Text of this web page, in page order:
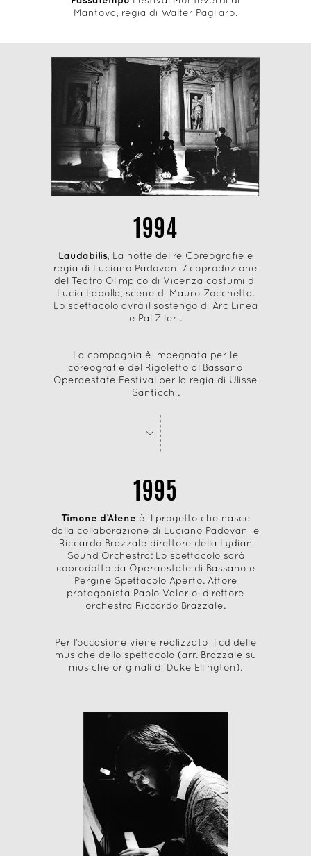
Mantova, regia di Walter Pagliaro.
1994
Laudabilis, La notte del re Coreografie e
regia di Luciano Padovani / coproduzione
del Teatro Olimpico di Vicenza costumi di
Lucia Lapolla, scene di Mauro Zocchetta.
Lo spettacolo avrà il sostengo di Arc Linea
e Pal Zileri.
La compagnia è impegnata per le
coreografie del Rigoletto al Bassano
Operaestate Festival per la regia di Ulisse
Santicchi.
---
- ----
>
1995
Timone d’Atene è il progetto che nasce
dalla collaborazione di Luciano Padovani e
Riccardo Brazzale direttore della Lydian
Sound Orchestra: Lo spettacolo sarà
coprodotto da Operaestate di Bassano e
Pergine Spettacolo Aperto. Attore
protagonista Paolo Valerio, direttore
orchestra Riccardo Brazzale.
Per l’occasione viene realizzato il cd delle
musiche dello spettacolo (arr. Brazzale su
musiche originali di Duke Ellington).